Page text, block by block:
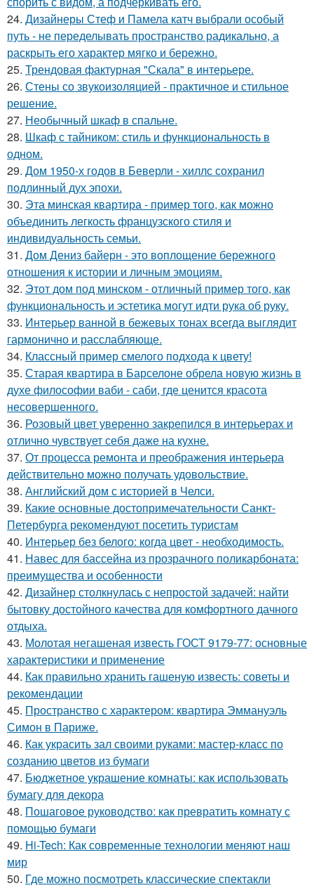
24. Дизайнеры Стеф и Памела катч выбрали особый
путь - не переделывать пространство радикально, а
раскрыть его характер мягко и бережно.
25. Трендовая фактурная "Скала" в интерьере.
26. Стены со звукоизоляцией - практичное и стильное
решение.
27. Необычный шкаф в спальне.
28. Шкаф с тайником: стиль и функциональность в
одном.
29. Дом 1950-х годов в Беверли - хиллс сохранил
подлинный дух эпохи.
30. Эта минская квартира - пример того, как можно
объединить легкость французского стиля и
индивидуальность семьи.
31. Дом Дениз байерн - это воплощение бережного
отношения к истории и личным эмоциям.
32. Этот дом под минском - отличный пример того, как
функциональность и эстетика могут идти рука об руку.
33. Интерьер ванной в бежевых тонах всегда выглядит
гармонично и расслабляюще.
34. Классный пример смелого подхода к цвету!
35. Старая квартира в Барселоне обрела новую жизнь в
духе философии ваби - саби, где ценится красота
несовершенного.
36. Розовый цвет уверенно закрепился в интерьерах и
отлично чувствует себя даже на кухне.
37. От процесса ремонта и преображения интерьера
действительно можно получать удовольствие.
38. Английский дом с историей в Челси.
39. Какие основные достопримечательности Санкт-
Петербурга рекомендуют посетить туристам
40. Интерьер без белого: когда цвет - необходимость.
41. Навес для бассейна из прозрачного поликарбоната:
преимущества и особенности
42. Дизайнер столкнулась с непростой задачей: найти
бытовку достойного качества для комфортного дачного
отдыха.
43. Молотая негашеная известь ГОСТ 9179-77: основные
характеристики и применение
44. Как правильно хранить гашеную известь: советы и
рекомендации
45. Пространство с характером: квартира Эммануэль
Симон в Париже.
46. Как украсить зал своими руками: мастер-класс по
созданию цветов из бумаги
47. Бюджетное украшение комнаты: как использовать
бумагу для декора
48. Пошаговое руководство: как превратить комнату с
помощью бумаги
49. Hi-Tech: Как современные технологии меняют наш
мир
50. Где можно посмотреть классические спектакли